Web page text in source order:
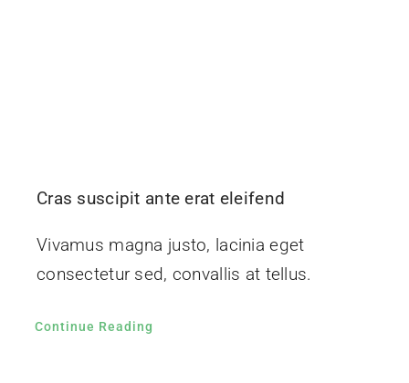
Cras suscipit ante erat eleifend
Vivamus magna justo, lacinia eget
consectetur sed, convallis at tellus.
Continue Reading